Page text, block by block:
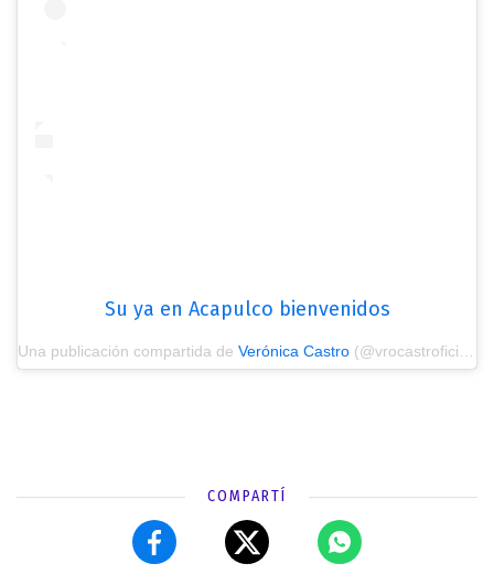
Su ya en Acapulco bienvenidos
Una publicación compartida de Verónica Castro (@vrocastroficial) el
COMPARTÍ